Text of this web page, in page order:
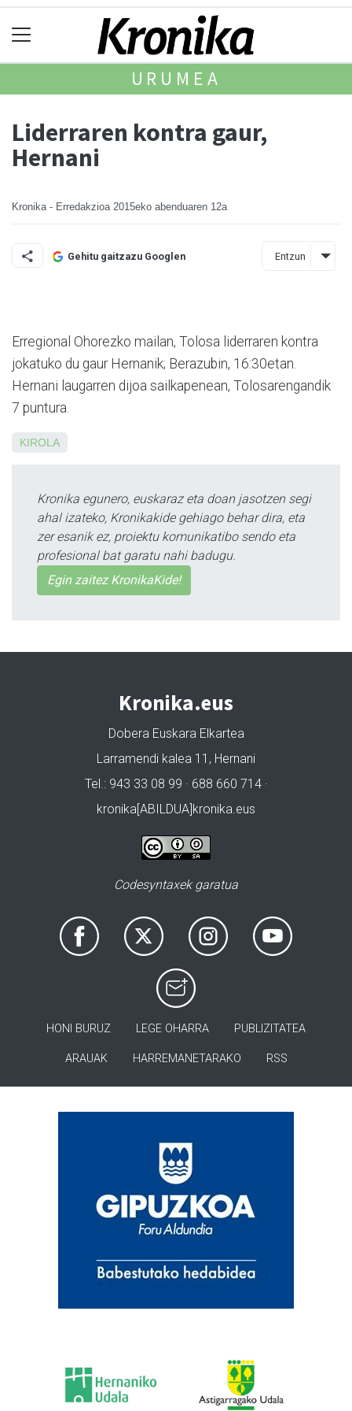
URUMEA
Liderraren kontra gaur,
Hernani
Kronika - Erredakzioa 2015eko abenduaren 12a
Gehitu gaitzazu Googlen Entzun
Erregional Ohorezko mailan, Tolosa liderraren kontra
jokatuko du gaur Hernanik; Berazubin, 16:30etan.
Hernani laugarren dijoa sailkapenean, Tolosarengandik
7 puntura.
KIROLA
Kronika egunero, euskaraz eta doan jasotzen segi
ahal izateko, Kronikakide gehiago behar dira, eta
zer esanik ez, proiektu komunikatibo sendo eta
profesional bat garatu nahi badugu.
Egin zaitez KronikaKide!
Kronika.eus
Dobera Euskara Elkartea
Larramendi kalea 11, Hernani
Tel.: 943 33 08 99 · 688 660 714 ·
kronika[ABILDUA]kronika.eus
Codesyntaxek garatua
HONI BURUZ LEGE OHARRA PUBLIZITATEA
ARAUAK HARREMANETARAKO RSS